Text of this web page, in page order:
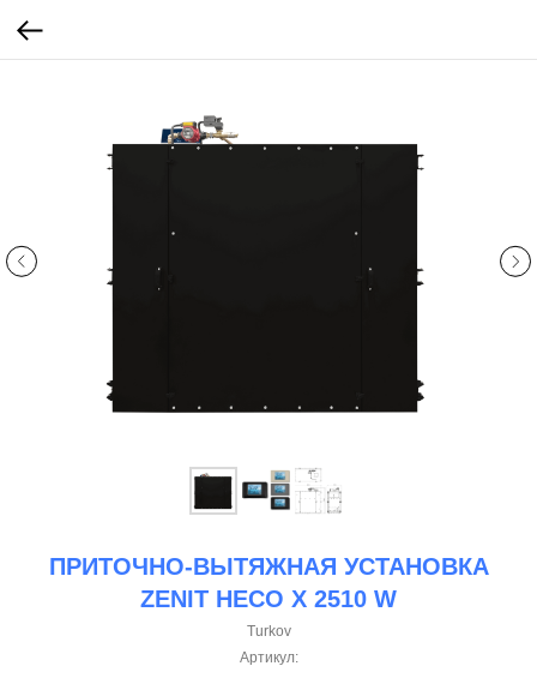
ПРИТОЧНО-ВЫТЯЖНАЯ УСТАНОВКА
ZENIT HECO X 2510 W
Turkov
Артикул: